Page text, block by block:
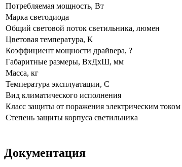
Потребляемая мощность, Вт
Марка светодиода
Общий световой поток светильника, люмен
Цветовая температура, К
Коэффициент мощности драйвера, ?
Габаритные размеры, ВхДхШ, мм
Масса, кг
Температура эксплуатации, С
Вид климатического исполнения
Класс защиты от поражения электрическим током
Степень защиты корпуса светильника
Документация